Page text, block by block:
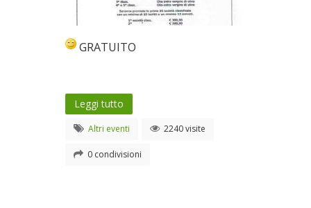
GRATUITO
Leggi tutto
Altri eventi 2240 visite
0 condivisioni